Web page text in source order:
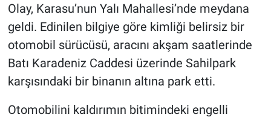
Olay, Karasu’nun Yalı Mahallesi’nde meydana
geldi. Edinilen bilgiye göre kimliği belirsiz bir
otomobil sürücüsü, aracını akşam saatlerinde
Batı Karadeniz Caddesi üzerinde Sahilpark
karşısındaki bir binanın altına park etti.
Otomobilini kaldırımın bitimindeki engelli